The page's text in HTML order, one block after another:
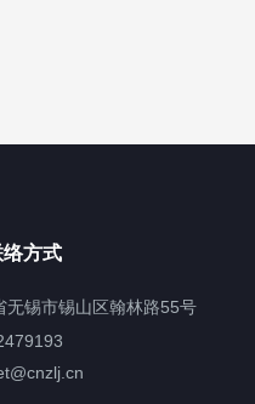
方式
无锡市锡山区翰林路55号